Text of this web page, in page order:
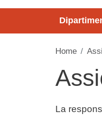
Home
Contenuto
La